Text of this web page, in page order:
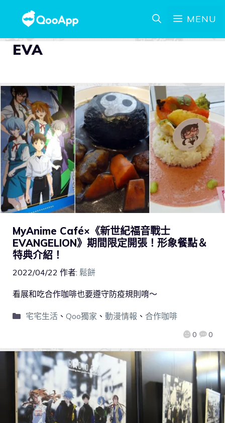
MENU
EVA
MyAnime Café×《新世紀福音戰士
EVANGELION》期間限定開張！形象餐點＆
特典介紹！
2022/04/22 作者: 鬆餅
0 0
看展和吃合作咖啡也要遵守防疫規則唷～
宅宅生活、 Qoo獨家 、 動漫情報 、 合作咖啡